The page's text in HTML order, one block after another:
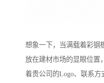
想象一下，当满载着彩钢
放在建材市场的显眼位置
着贵公司的Logo、联系